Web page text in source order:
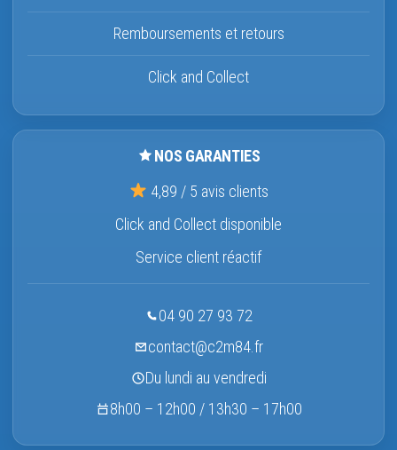
Remboursements et retours
Click and Collect
NOS GARANTIES
4,89 / 5 avis clients
Click and Collect disponible
Service client réactif
04 90 27 93 72
contact@c2m84.fr
Du lundi au vendredi
8h00 – 12h00 / 13h30 – 17h00